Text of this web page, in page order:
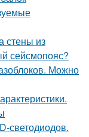
стены из
сейсмопояс?
Можно
светодиодов.